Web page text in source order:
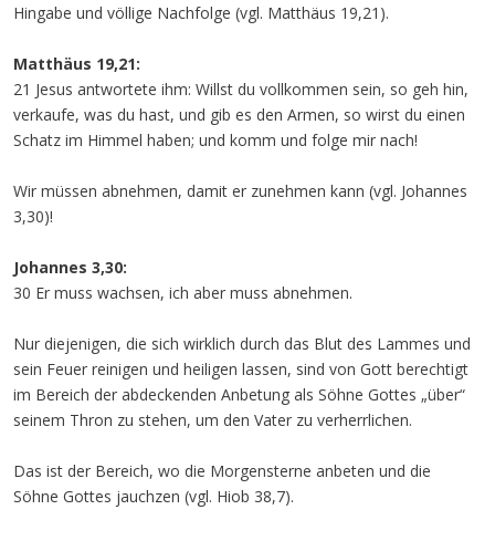
Hingabe und völlige Nachfolge (vgl. Matthäus 19,21).
Matthäus 19,21:
21 Jesus antwortete ihm: Willst du vollkommen sein, so geh hin,
verkaufe, was du hast, und gib es den Armen, so wirst du einen
Schatz im Himmel haben; und komm und folge mir nach!
Wir müssen abnehmen, damit er zunehmen kann (vgl. Johannes
3,30)!
Johannes 3,30:
30 Er muss wachsen, ich aber muss abnehmen.
Nur diejenigen, die sich wirklich durch das Blut des Lammes und
sein Feuer reinigen und heiligen lassen, sind von Gott berechtigt
im Bereich der abdeckenden Anbetung als Söhne Gottes „über“
seinem Thron zu stehen, um den Vater zu verherrlichen.
Das ist der Bereich, wo die Morgensterne anbeten und die
Söhne Gottes jauchzen (vgl. Hiob 38,7).